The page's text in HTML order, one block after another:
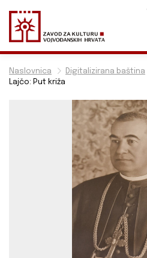
Naslovnica Digitalizirana baština
Lajčo: Put križa